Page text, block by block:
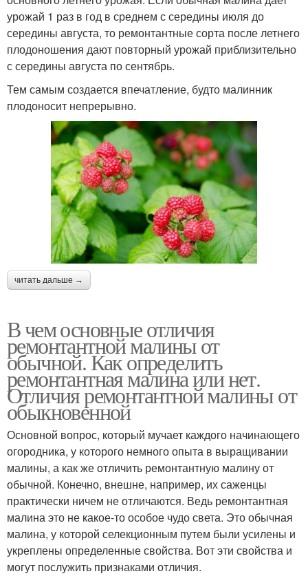
урожай 1 раз в год в среднем с середины июля до
середины августа, то ремонтантные сорта после летнего
плодоношения дают повторный урожай приблизительно
с середины августа по сентябрь.
Тем самым создается впечатление, будто малинник
плодоносит непрерывно.
читать дальше →
В чем основные отличия
ремонтантной малины от
обычной. Как определить
ремонтантная малина или нет.
Отличия ремонтантной малины от
обыкновенной
Основной вопрос, который мучает каждого начинающего
огородника, у которого немного опыта в выращивании
малины, а как же отличить ремонтантную малину от
обычной. Конечно, внешне, например, их саженцы
практически ничем не отличаются. Ведь ремонтантная
малина это не какое-то особое чудо света. Это обычная
малина, у которой селекционным путем были усилены и
укреплены определенные свойства. Вот эти свойства и
могут послужить признаками отличия.